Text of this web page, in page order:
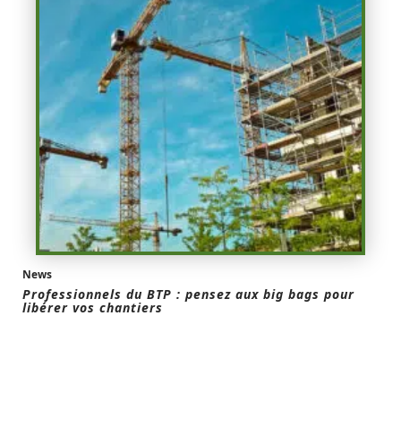
News
Professionnels du BTP : pensez aux big bags pour
libérer vos chantiers